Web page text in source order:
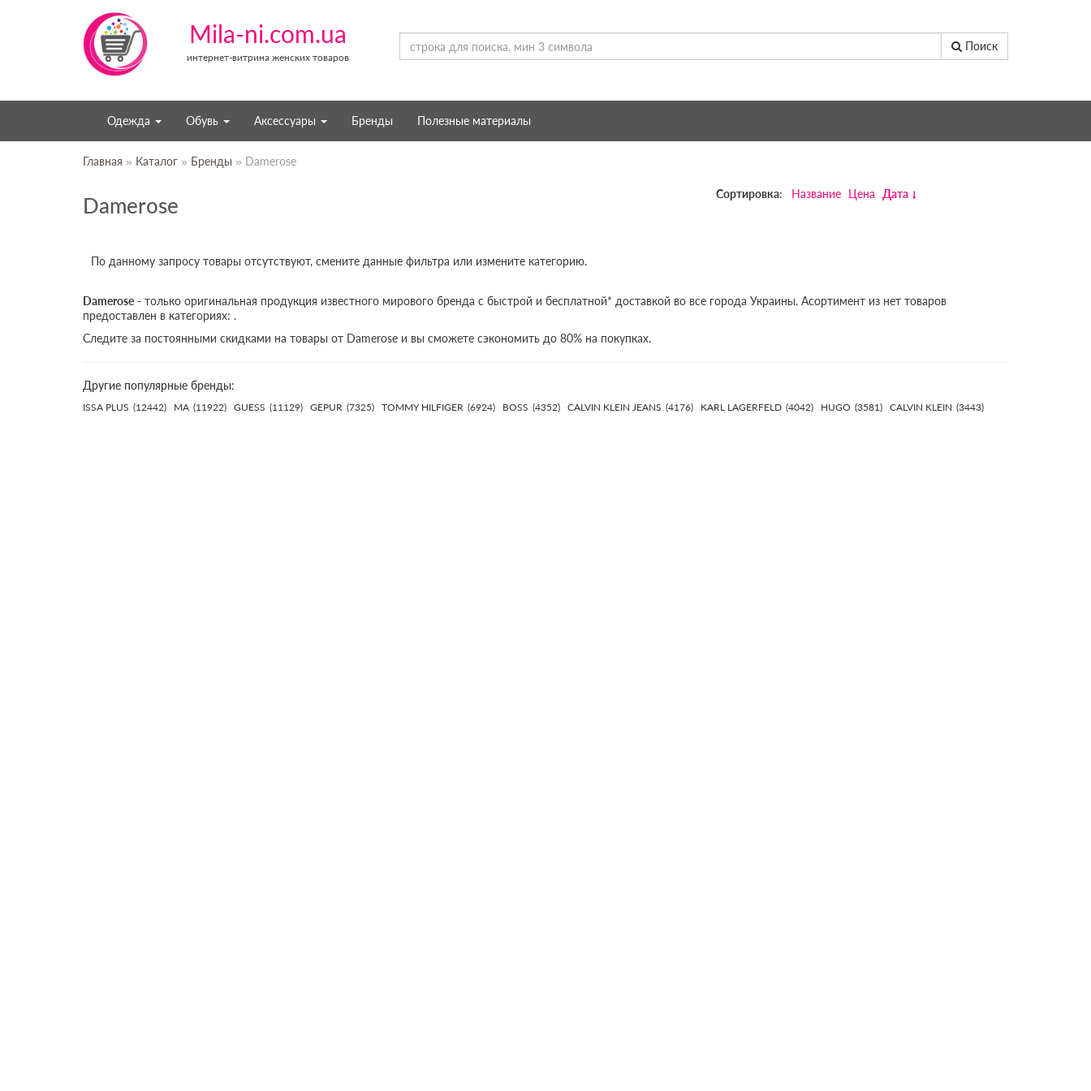
Mila-ni.com.ua
интернет-витрина женских товаров
Поиск
Одежда Обувь Аксессуары Бренды Полезные материалы
Главная » Каталог » Бренды » Damerose
Damerose Сортировка: Название Цена Дата
По данному запросу товары отсутствуют, смените данные фильтра или измените категорию.
Damerose - только оригинальная продукция известного мирового бренда с быстрой и бесплатной* доставкой во все города Украины. Асортимент из нет товаров
предоставлен в категориях: .
Следите за постоянными скидками на товары от Damerose и вы сможете сэкономить до 80% на покупках.
Другие популярные бренды:
ISSA PLUS (12442) MA (11922) GUESS (11129) GEPUR (7325) TOMMY HILFIGER (6924) BOSS (4352) CALVIN KLEIN JEANS (4176) KARL LAGERFELD (4042) HUGO (3581) CALVIN KLEIN (3443)